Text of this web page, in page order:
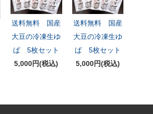
送料無料 国産
大豆の冷凍生ゆ
ば 5枚セット
5,000円(税込)
送料無料 国産
大豆の冷凍生ゆ
ば 5枚セット
5,000円(税込)